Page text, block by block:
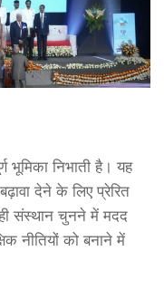
भूमिका निभाती है। यह
देने के लिए प्रेरित
संस्थान चुनने में मदद
नीतियों को बनाने में